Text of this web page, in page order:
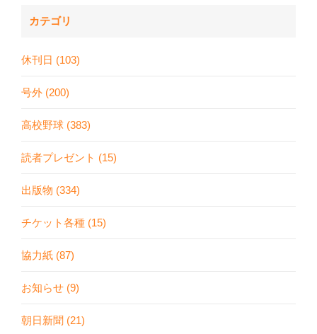
カテゴリ
休刊日 (103)
号外 (200)
高校野球 (383)
読者プレゼント (15)
出版物 (334)
チケット各種 (15)
協力紙 (87)
お知らせ (9)
朝日新聞 (21)